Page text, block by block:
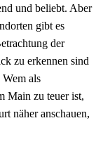
und beliebt. Aber
gibt es
der
zu erkennen sind
als
Main zu teuer ist,
näher anschauen,